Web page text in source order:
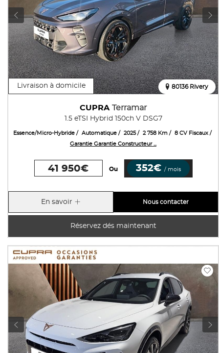
Livraison à domicile
CUPRA Terramar
1.5 eTSI Hybrid 150ch V DSG7
80136 Rivery
Essence/Micro-Hybride Automatique 2025 2 758 Km
8 CV Fiscaux
Garantie Garantie Constructeur ...
41 950€ Ou 352€ / mois
Réservez dés maintenant
En savoir Nous contacter